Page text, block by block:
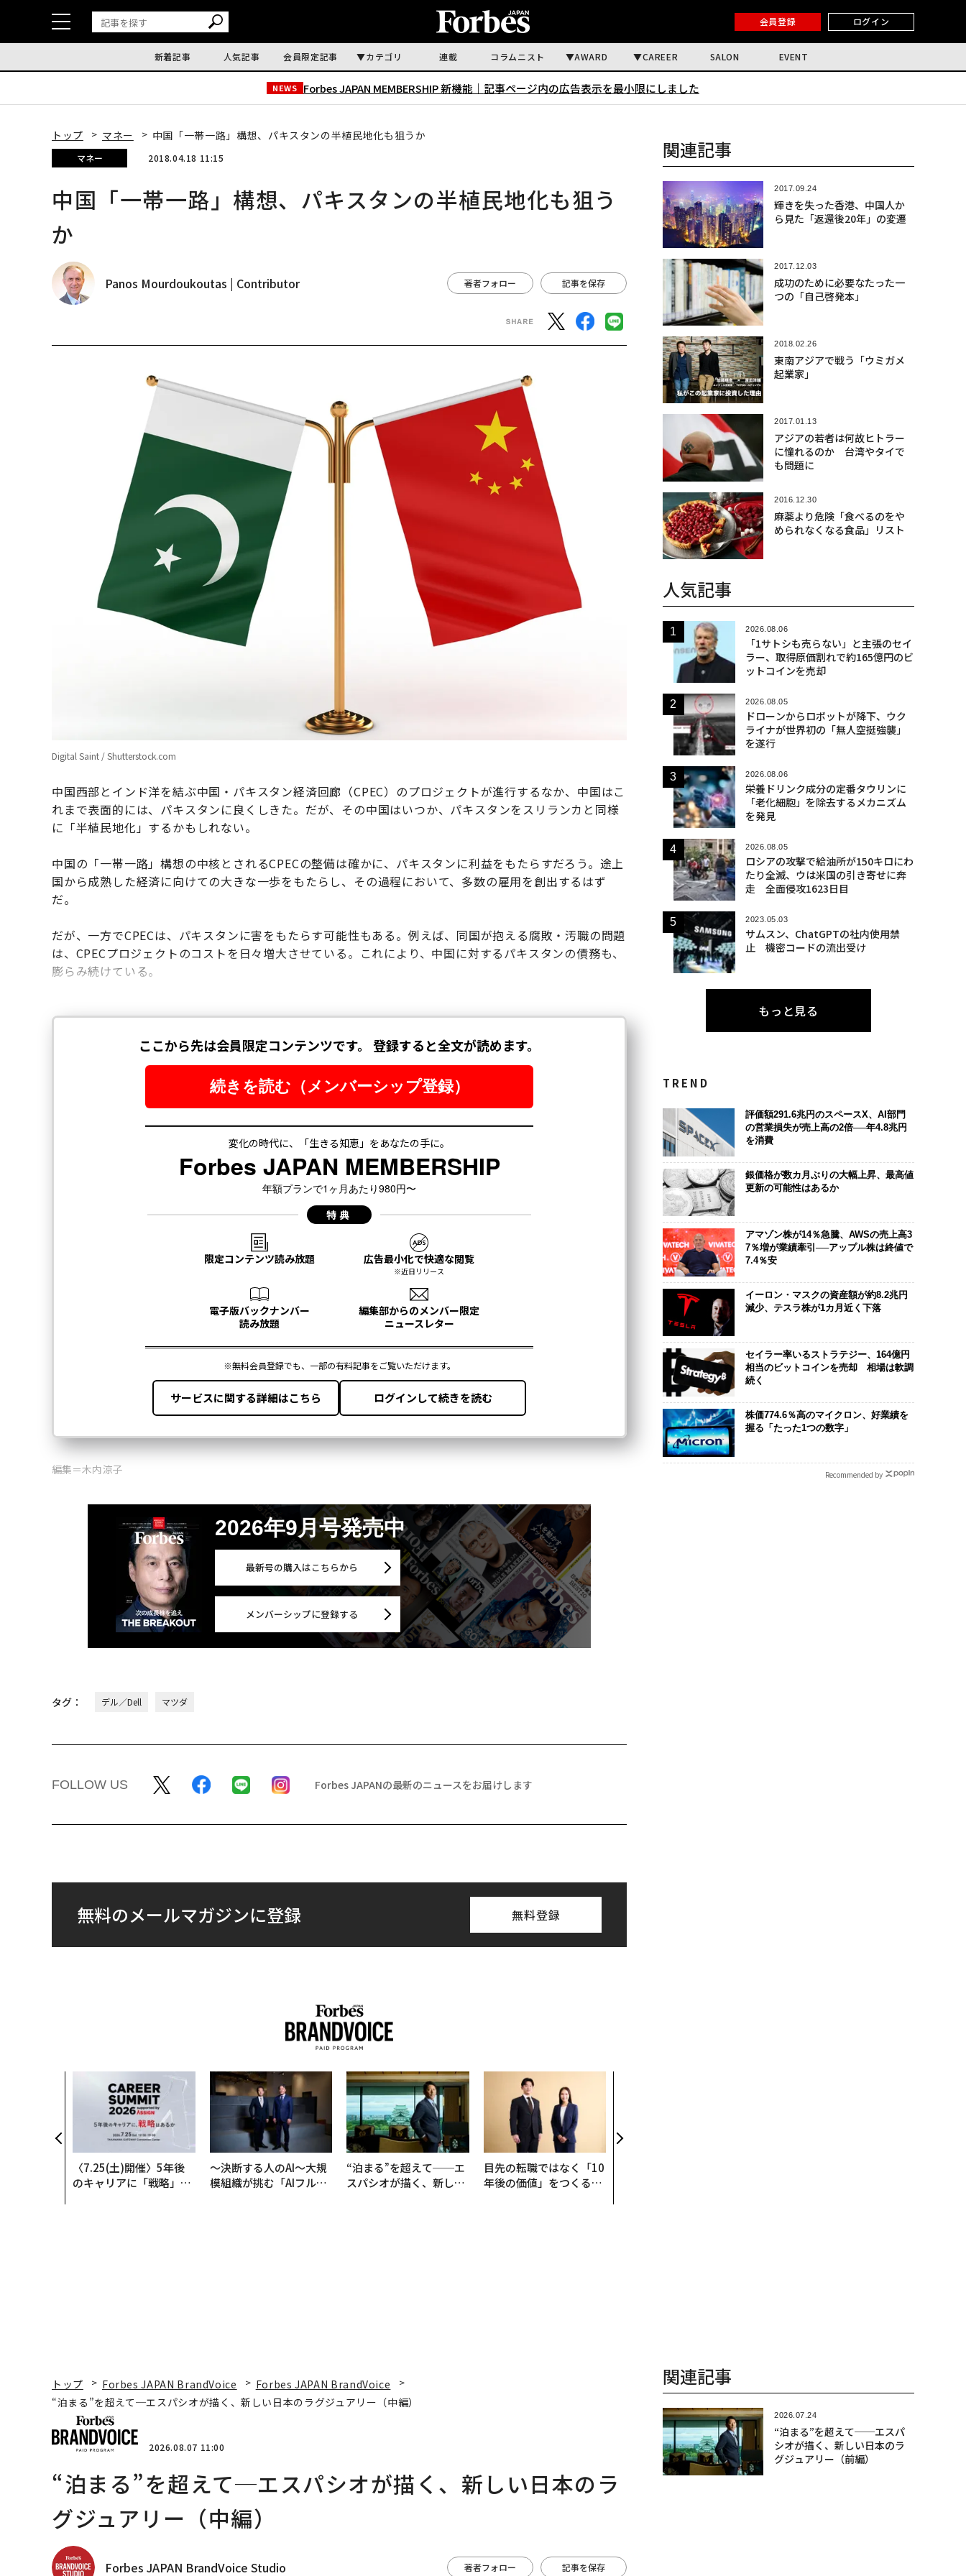
会員登録 ログイン
新着記事 人気記事 会員限定記事 カテゴリ 連載 コラムニスト AWARD CAREER SALON EVENT
NEWS Forbes JAPAN MEMBERSHIP 新機能｜ 記事ページ内の広告表示を最小限にしました
トップ マネー 中国「一帯一路」構想、パキスタンの半植民地化も狙うか
マネー 2018.04.18 11:15
中国「一帯一路」構想、パキスタンの半植民地化も狙う
か
Panos Mourdoukoutas | Contributor 著者フォロー 記事を保存
Digital Saint / Shutterstock.com
中国西部とインド洋を結ぶ中国・パキスタン経済回廊（CPEC）のプロジェクトが進行するなか、中国はこ
れまで表面的には、パキスタンに良くしきた。だが、その中国はいつか、パキスタンをスリランカと同様
に「半植民地化」するかもしれない。
中国の「一帯一路」構想の中核とされるCPECの整備は確かに、パキスタンに利益をもたらすだろう。途上
国から成熟した経済に向けての大きな一歩をもたらし、その過程において、多数の雇用を創出するはず
だ。
だが、一方でCPECは、パキスタンに害をもたらす可能性もある。例えば、同国が抱える腐敗・汚職の問題
は、CPECプロジェクトのコストを日々増大させている。これにより、中国に対するパキスタンの債務も、
膨らみ続けている。
編集＝木内涼子
2026年9月号発売中
最新号の購入はこちらから
メンバーシップに登録する
タグ： デル／Dell マツダ
FOLLOW US Forbes JAPANの最新のニュースをお届けします
無料のメールマガジンに登録 無料登録
〈7.25(土)開催〉5年後
のキャリアに「戦略」は
〜決断する人のAI〜大規
模組織が挑む「AIフル実
“泊まる”を超えて──エ
スパシオが描く、新しい
目先の転職ではなく「10
年後の価値」をつくる─
関連記事
2017.09.24
輝きを失った香港、中国人か
ら見た「返還後20年」の変遷
2017.12.03
成功のために必要なたった一
つの「自己啓発本」
2018.02.26
東南アジアで戦う「ウミガメ
起業家」
2017.01.13
アジアの若者は何故ヒトラー
に憧れるのか 台湾やタイで
も問題に
2016.12.30
麻薬より危険「食べるのをや
められなくなる食品」リスト
人気記事
2026.08.06
「1サトシも売らない」と主張のセイ
ラー、取得原価割れで約165億円のビ
ットコインを売却
2026.08.05
ドローンからロボットが降下、ウク
ライナが世界初の「無人空挺強襲」
を遂行
2026.08.06
栄養ドリンク成分の定番タウリンに
「老化細胞」を除去するメカニズム
を発見
2026.08.05
ロシアの攻撃で給油所が150キロにわ
たり全滅、ウは米国の引き寄せに奔
走 全面侵攻1623日目
2023.05.03
サムスン、ChatGPTの社内使用禁
止 機密コードの流出受け
もっと見る
TREND
評価額291.6兆円のスペースX、AI部門
の営業損失が売上高の2倍──年4.8兆円
を消費
銀価格が数カ月ぶりの大幅上昇、最高値
更新の可能性はあるか
アマゾン株が14％急騰、AWSの売上高3
7％増が業績牽引──アップル株は終値で
7.4％安
イーロン・マスクの資産額が約8.2兆円
減少、テスラ株が1カ月近く下落
セイラー率いるストラテジー、164億円
相当のビットコインを売却 相場は軟調
続く
株価774.6％高のマイクロン、好業績を
握る「たった1つの数字」
Recommended by
トップ Forbes JAPAN BrandVoice
Forbes JAPAN BrandVoice
“泊まる”を超えて─エスパシオが描く、新しい日本のラグジュアリー（中編）
2026.08.07 11:00
“泊まる”を超えて─エスパシオが描く、新しい日本のラ
グジュアリー（中編）
Forbes JAPAN BrandVoice Studio 著者フォロー 記事を保存
関連記事
2026.07.24
“泊まる”を超えて──エスパ
シオが描く、新しい日本のラ
グジュアリー（前編）